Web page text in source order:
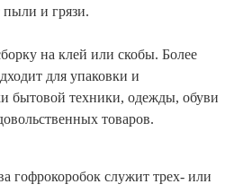
и грязи.
на клей или скобы. Более
для упаковки и
бытовой техники, одежды, обуви
товаров.
гофрокоробок служит трех- или